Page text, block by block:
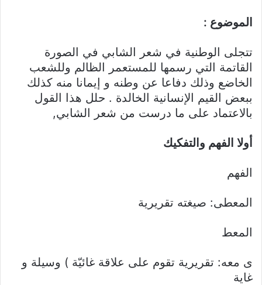
الموضوع :
تتجلى الوطنية في شعر الشابي في الصورة
القاتمة التي رسمها للمستعمر الظالم وللشعب
الخاضع وذلك دفاعا عن وطنه و إيمانا منه كذلك
ببعض القيم الإنسانية الخالدة . حلل هذا القول
بالاعتماد على ما درست من شعر الشابي,
أولا الفهم والتفكيك
الفهم
المعطى: صيغته تقريرية
المعط
ى معه: تقريرية تقوم على علاقة غائيّة ) وسيلة و
غاية